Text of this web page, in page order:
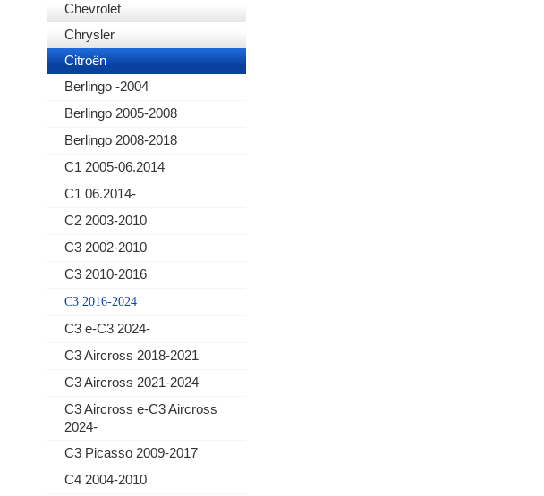
Chevrolet
Chrysler
Citroën
Berlingo -2004
Berlingo 2005-2008
Berlingo 2008-2018
C1 2005-06.2014
C1 06.2014-
C2 2003-2010
C3 2002-2010
C3 2010-2016
C3 2016-2024
C3 e-C3 2024-
C3 Aircross 2018-2021
C3 Aircross 2021-2024
C3 Aircross e-C3 Aircross
2024-
C3 Picasso 2009-2017
C4 2004-2010